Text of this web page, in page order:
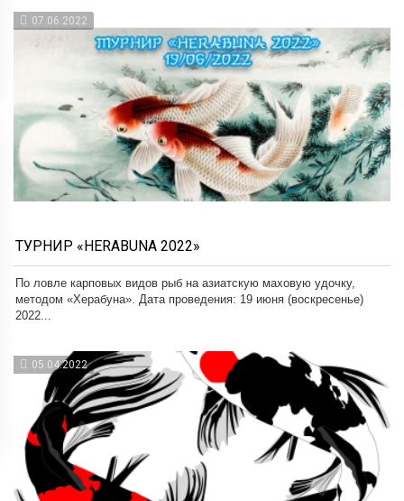
07.06.2022
ТУРНИР «HERABUNA 2022»
По ловле карповых видов рыб на азиатскую маховую удочку,
методом «Херабуна». Дата проведения: 19 июня (воскресенье)
2022...
05.04.2022